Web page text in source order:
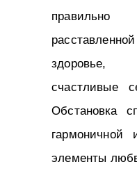
здоровье,
счастливые
Обстановка
элементы